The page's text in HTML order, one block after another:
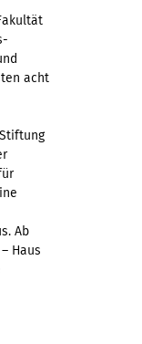
acht
Ab
Haus